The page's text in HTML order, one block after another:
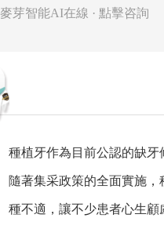
麥芽智能AI在線 · 點擊咨詢
種植牙作為目前公認的缺牙
隨著集采政策的全面實施
種不適，讓不少患者心生顧